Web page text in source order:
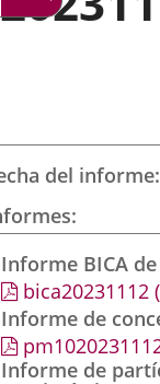
del informe
Informe BICA
bica20231112
Informe de
Informe de